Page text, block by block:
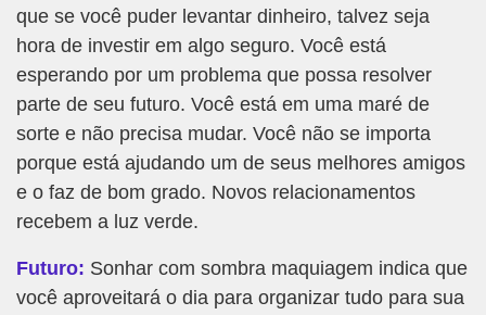
que se você puder levantar dinheiro, talvez seja
hora de investir em algo seguro. Você está
esperando por um problema que possa resolver
parte de seu futuro. Você está em uma maré de
sorte e não precisa mudar. Você não se importa
porque está ajudando um de seus melhores amigos
e o faz de bom grado. Novos relacionamentos
recebem a luz verde.
Futuro: Sonhar com sombra maquiagem indica que
você aproveitará o dia para organizar tudo para sua